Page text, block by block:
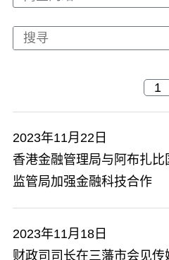
2023年11月22日
香港金融管理局与阿布扎
监管局加强金融科技合作
2023年11月18日
财政司司长在三藩市会见传